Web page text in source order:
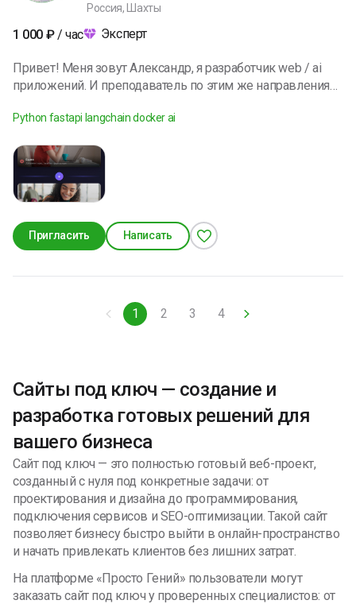
Россия, Шахты
1 000 ₽ / час Эксперт
Привет! Меня зовут Александр, я разработчик web / ai
приложений. И преподаватель по этим же направлениям.
разработчик RAG систем и ИИ решений под Ваши задачи
проект(обучение программированию с ИИ - skillmorph.ru)
Со мной можно конструктивно решить любой вопрос -
пишите))
Python fastapi langchain docker ai
Пригласить Написать
1 2 3 4
Сайты под ключ — создание и
разработка готовых решений для
вашего бизнеса
Сайт под ключ — это полностью готовый веб-проект,
созданный с нуля под конкретные задачи: от
проектирования и дизайна до программирования,
подключения сервисов и SEO-оптимизации. Такой сайт
позволяет бизнесу быстро выйти в онлайн-пространство
и начать привлекать клиентов без лишних затрат.
На платформе «Просто Гений» пользователи могут
заказать сайт под ключ у проверенных специалистов: от